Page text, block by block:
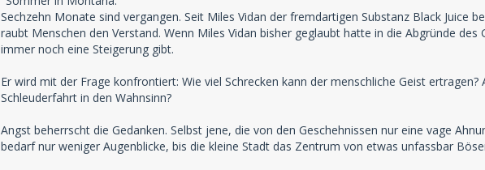
Sechzehn Monate sind vergangen. Seit Miles Vidan der fremdartigen Substanz Black Juice
raubt Menschen den Verstand. Wenn Miles Vidan bisher geglaubt hatte in die Abgründe
immer noch eine Steigerung gibt.
Er wird mit der Frage konfrontiert: Wie viel Schrecken kann der menschliche Geist
Schleuderfahrt in den Wahnsinn?
Angst beherrscht die Gedanken. Selbst jene, die von den Geschehnissen nur eine vage
bedarf nur weniger Augenblicke, bis die kleine Stadt das Zentrum von etwas unfassbar